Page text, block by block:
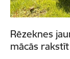
Rēzeknes
mācās